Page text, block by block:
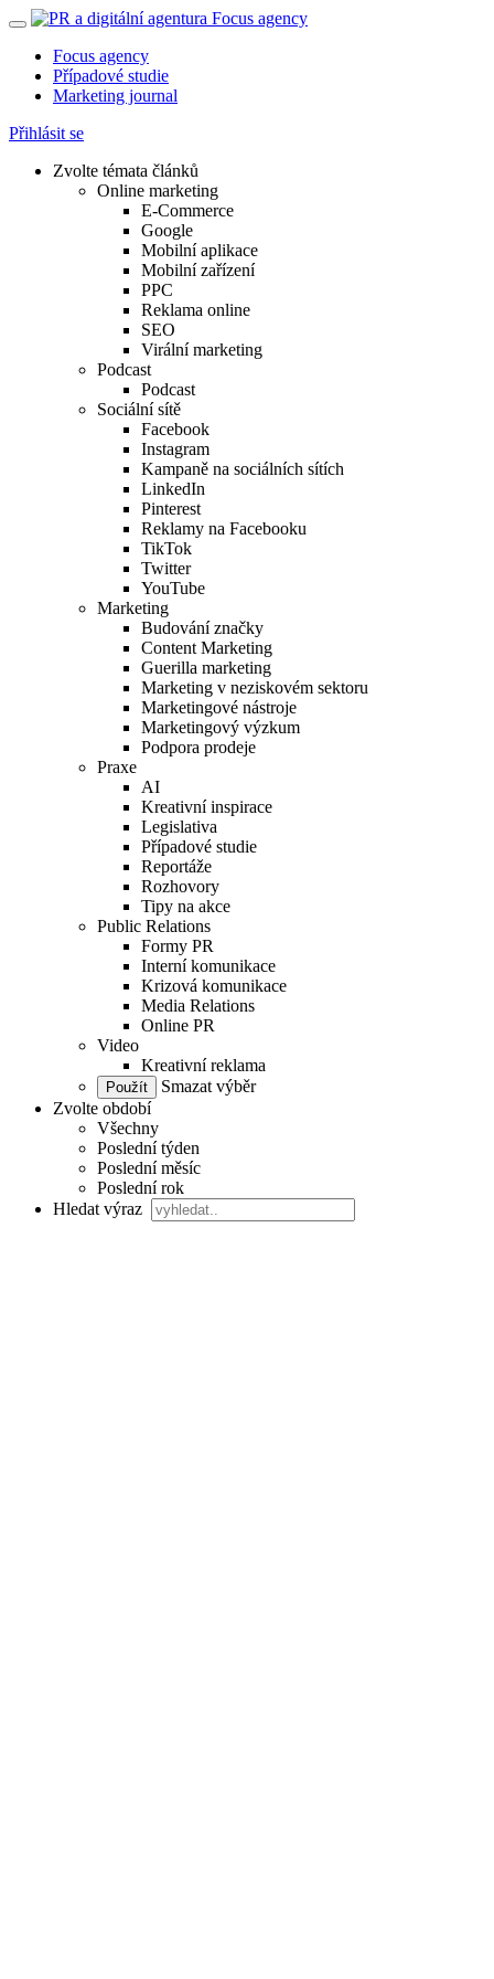
Focus agency
Případové studie
Marketing journal
Přihlásit se
Zvolte témata článků
Online marketing
E-Commerce
Google
Mobilní aplikace
Mobilní zařízení
PPC
Reklama online
SEO
Virální marketing
Podcast
Podcast
Sociální sítě
Facebook
Instagram
Kampaně na sociálních sítích
LinkedIn
Pinterest
Reklamy na Facebooku
TikTok
Twitter
YouTube
Marketing
Budování značky
Content Marketing
Guerilla marketing
Marketing v neziskovém sektoru
Marketingové nástroje
Marketingový výzkum
Podpora prodeje
Praxe
AI
Kreativní inspirace
Legislativa
Případové studie
Reportáže
Rozhovory
Tipy na akce
Public Relations
Formy PR
Interní komunikace
Krizová komunikace
Media Relations
Online PR
Video
Kreativní reklama
Smazat výběr
Zvolte období
Všechny
Poslední týden
Poslední měsíc
Poslední rok
Hledat výraz